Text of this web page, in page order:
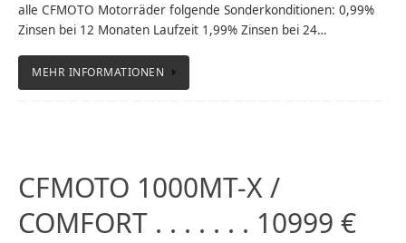
alle CFMOTO Motorräder folgende Sonderkonditionen: 0,99%
Zinsen bei 12 Monaten Laufzeit 1,99% Zinsen bei 24…
MEHR INFORMATIONEN
CFMOTO 1000MT-X /
COMFORT . . . . . . . 10999 €